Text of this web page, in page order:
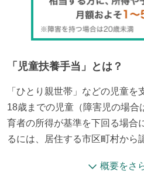
「 児童扶養手当 」とは？
「ひとり親世帯」などの児童を
18歳までの児童（障害児の場合
育者の所得が基準を下回る場合
るには、居住する市区町村から
概要をさ